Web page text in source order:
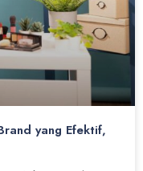
yang Efektif,